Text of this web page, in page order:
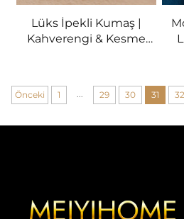
Lüks İpekli Kumaş |
Kahverengi & Kesme
Önceki 1 ... 29 30 31 32